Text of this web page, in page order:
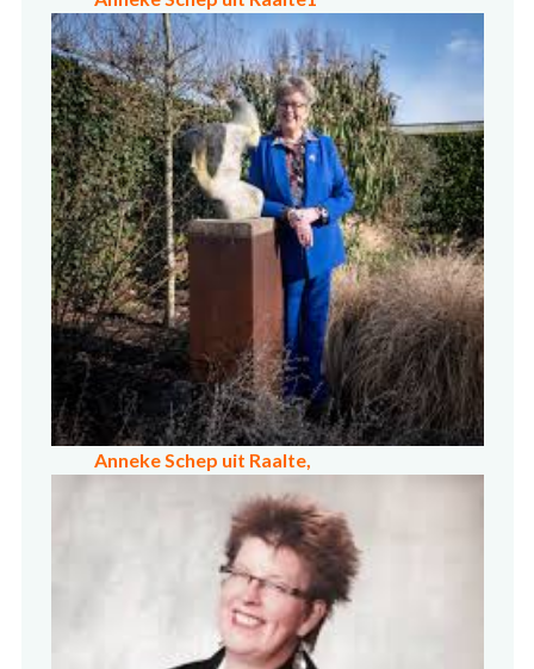
Anneke Schep uit Raalte,